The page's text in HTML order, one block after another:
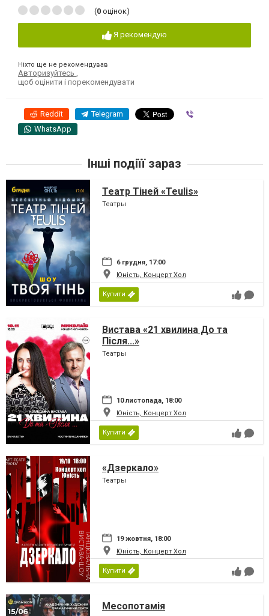
(0 оцінок)
Я рекомендую
Ніхто ще не рекомендував
Авторизуйтесь
щоб оцінити і порекомендувати
Reddit Telegram
WhatsApp
Інші подіїї зараз
Театр Тіней «Teulis»
Театры
6 грудня, 17:00
Юність, Концерт Хол
Купити
Вистава «21 хвилина До та
Після...»
Театры
10 листопада, 18:00
Юність, Концерт Хол
Купити
«Дзеркало»
Театры
19 жовтня, 18:00
Юність, Концерт Хол
Купити
Месопотамія